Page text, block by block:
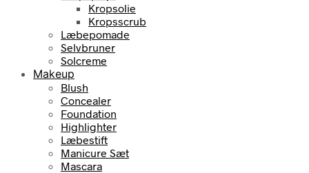
Kropsolie
Kropsscrub
Læbepomade
Selvbruner
Solcreme
Makeup
Blush
Concealer
Foundation
Highlighter
Læbestift
Manicure Sæt
Mascara